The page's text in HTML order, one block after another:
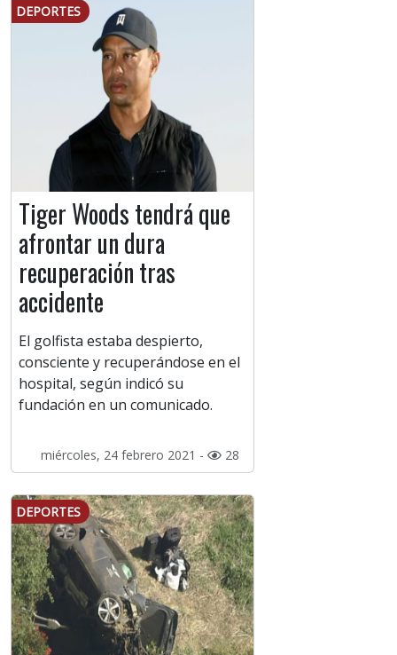
DEPORTES
Tiger Woods tendrá que
afrontar un dura
recuperación tras
accidente
El golfista estaba despierto,
consciente y recuperándose en el
hospital, según indicó su
fundación en un comunicado.
miércoles, 24 febrero 2021 - 28
DEPORTES